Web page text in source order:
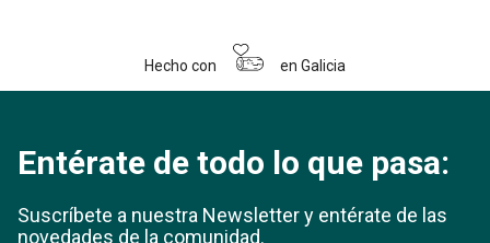
Hecho con en Galicia
Entérate de todo lo que pasa:
Suscríbete a nuestra Newsletter y entérate de las
novedades de la comunidad.